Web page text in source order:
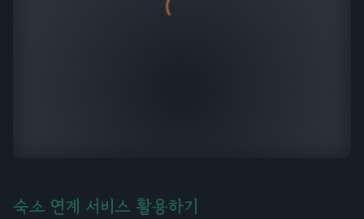
숙소 연계 서비스 활용하기